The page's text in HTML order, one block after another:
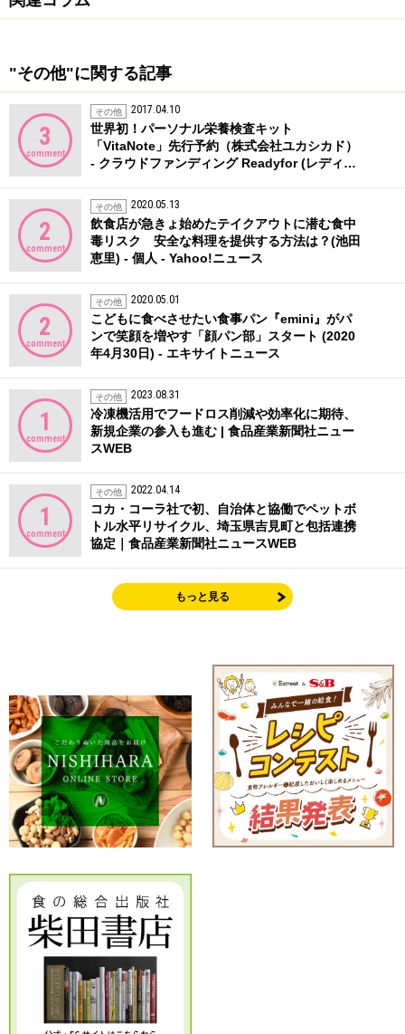
"その他"に関する記事
3
comment
その他 2017.04.10
世界初！パーソナル栄養検査キット
「VitaNote」先行予約（株式会社ユカシカド）
- クラウドファンディング Readyfor (レディ…
2
comment
その他 2020.05.13
飲食店が急きょ始めたテイクアウトに潜む食中
毒リスク 安全な料理を提供する方法は？(池田
恵里) - 個人 - Yahoo!ニュース
2
comment
その他 2020.05.01
こどもに食べさせたい食事パン『emini』がパ
ンで笑顔を増やす「顔パン部」スタート (2020
年4月30日) - エキサイトニュース
1
comment
その他 2023.08.31
冷凍機活用でフードロス削減や効率化に期待、
新規企業の参入も進む | 食品産業新聞社ニュー
スWEB
1
comment
その他 2022.04.14
コカ・コーラ社で初、自治体と協働でペットボ
トル水平リサイクル、埼玉県吉見町と包括連携
協定｜食品産業新聞社ニュースWEB
もっと見る